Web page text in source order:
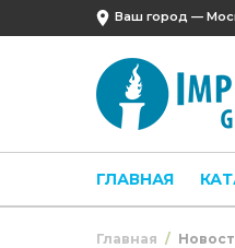
Ваш город —
ГЛАВНАЯ
Главная